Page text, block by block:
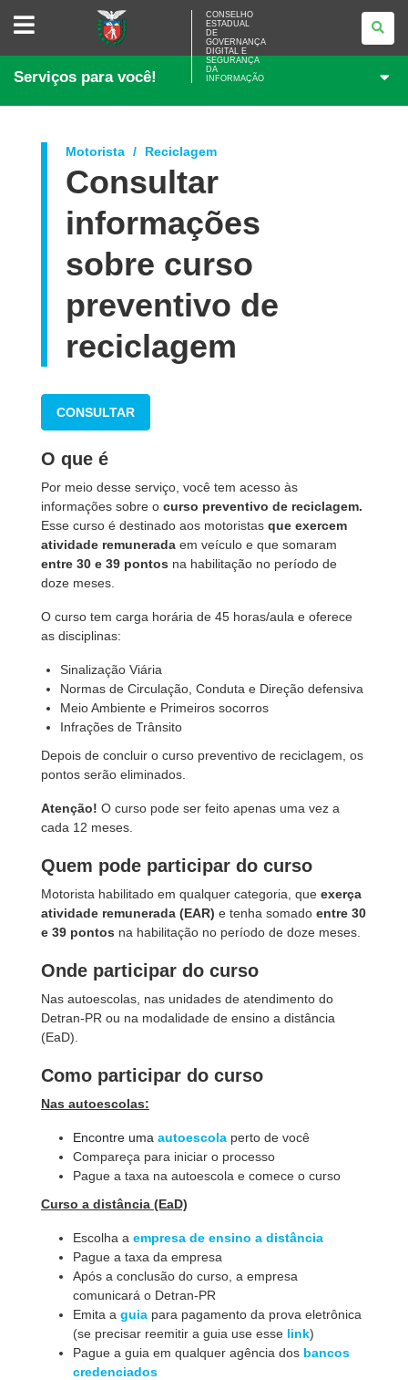
CONSELHO
ESTADUAL
GOVERNANÇA
E
DA
CONSELHO
ESTADUAL
DE
GOVERNANÇA
DIGITAL E
SEGURANÇA
DA
INFORMAÇÃO
Serviços para você!
Motorista Reciclagem
Consultar
informações
sobre curso
preventivo de
reciclagem
CONSULTAR
O que é
Por meio desse serviço, você tem acesso às
informações sobre o curso preventivo de reciclagem.
Esse curso é destinado aos motoristas que exercem
atividade remunerada em veículo e que somaram
entre 30 e 39 pontos na habilitação no período de
doze meses.
O curso tem carga horária de 45 horas/aula e oferece
as disciplinas:
Sinalização Viária
Normas de Circulação, Conduta e Direção defensiva
Meio Ambiente e Primeiros socorros
Infrações de Trânsito
Depois de concluir o curso preventivo de reciclagem, os
pontos serão eliminados.
Atenção! O curso pode ser feito apenas uma vez a
cada 12 meses.
Quem pode participar do curso
Motorista habilitado em qualquer categoria, que exerça
atividade remunerada (EAR) e tenha somado entre 30
e 39 pontos na habilitação no período de doze meses.
Onde participar do curso
Nas autoescolas, nas unidades de atendimento do
Detran-PR ou na modalidade de ensino a distância
(EaD).
Como participar do curso
Nas autoescolas:
Encontre uma autoescola perto de você
Compareça para iniciar o processo
Pague a taxa na autoescola e comece o curso
Curso a distância (EaD)
Escolha a empresa de ensino a distância
Pague a taxa da empresa
Após a conclusão do curso, a empresa
comunicará o Detran-PR
Emita a guia para pagamento da prova eletrônica
(se precisar reemitir a guia use esse link)
Pague a guia em qualquer agência dos bancos
credenciados